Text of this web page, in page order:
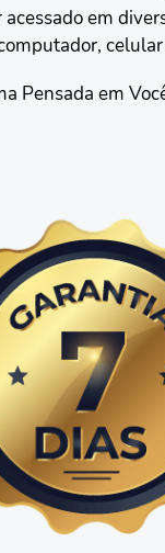
acessado em